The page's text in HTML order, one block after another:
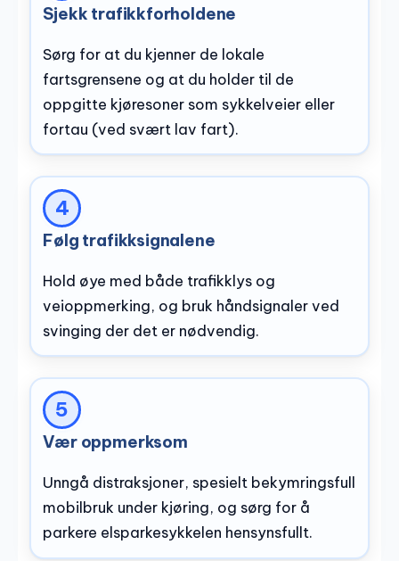
Sjekk trafikkforholdene
Sørg for at du kjenner de lokale
fartsgrensene og at du holder til de
oppgitte kjøresoner som sykkelveier eller
fortau (ved svært lav fart).
Følg trafikksignalene
Hold øye med både trafikklys og
veioppmerking, og bruk håndsignaler ved
svinging der det er nødvendig.
Vær oppmerksom
Unngå distraksjoner, spesielt bekymringsfull
mobilbruk under kjøring, og sørg for å
parkere elsparkesykkelen hensynsfullt.